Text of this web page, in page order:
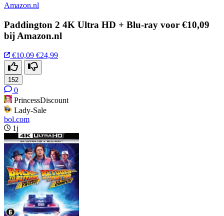
Amazon.nl
Paddington 2 4K Ultra HD + Blu-ray voor €10,09
bij Amazon.nl
€10,09 €24,99
152
0
PrincessDiscount
Lady-Sale
bol.com
1j